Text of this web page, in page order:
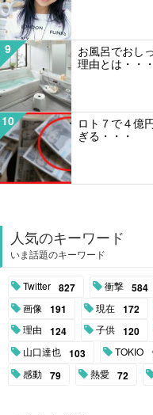
9
お風呂でおし
理由とは・・・
10
ロト７で４億
ぎる・・・
人気のキーワード
いま話題のキーワード
Twitter 827 衝撃 584
画像 191 現在 172
理由 124 子供 120
山口達也 103 TOKIO
感動 79 熱愛 72